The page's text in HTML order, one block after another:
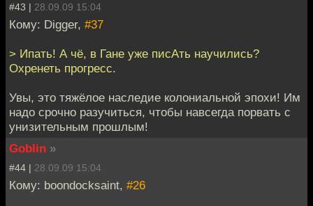
#43 | 28.09.09 15:04
Кому: Digger, #37
> Ипать! А чё, в Гане уже писАть научились?
Охренеть прогресс.
Увы, это тяжёлое наследие колониальной эпохи! Им
надо срочно разучиться, чтобы навсегда порвать с
унизительным прошлым!
Goblin »
#44 | 28.09.09 15:04
Кому: boondocksaint, #26